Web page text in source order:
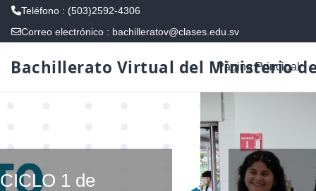
Teléfono : (503)2592-4306
Correo electrónico : bachilleratov@clases.edu.sv
Bachillerato Virtual del Ministerio
Página Principal